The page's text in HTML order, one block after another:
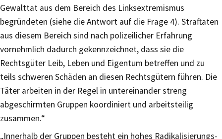
Gewalttat aus dem Bereich des Linksextremismus
begründeten (siehe die Antwort auf die Frage 4). Straftaten
aus diesem Bereich sind nach polizeilicher Erfahrung
vornehmlich dadurch gekennzeichnet, dass sie die
Rechtsgüter Leib, Leben und Eigentum betreffen und zu
teils schweren Schäden an diesen Rechtsgütern führen. Die
Täter arbeiten in der Regel in untereinander streng
abgeschirmten Gruppen koordiniert und arbeitsteilig
zusammen.“
„Innerhalb der Gruppen besteht ein hohes Radikalisierungs-